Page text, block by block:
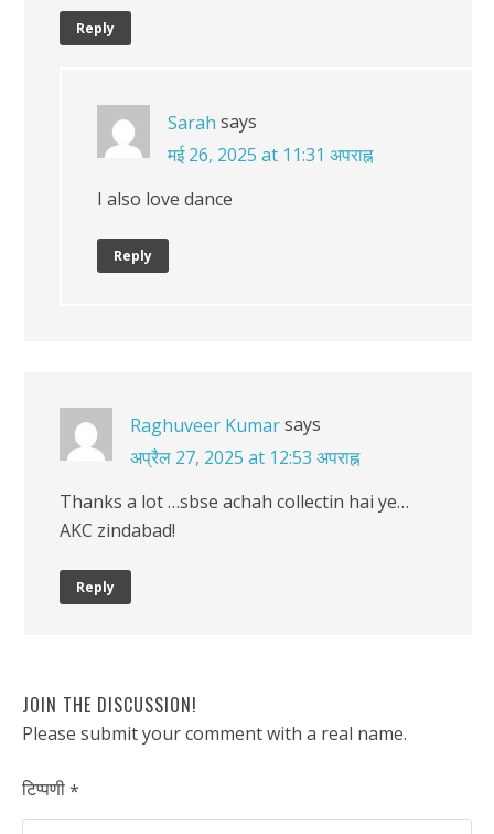
Reply
Sarah says
मई 26, 2025 at 11:31 अपराह्न
I also love dance
Reply
Raghuveer Kumarsays
अप्रैल 27, 2025 at 12:53 अपराह्न
Thanks a lot …sbse achah collectin hai ye…
AKC zindabad!
Reply
JOIN THE DISCUSSION!
Please submit your comment with a real name.
टिप्पणी*